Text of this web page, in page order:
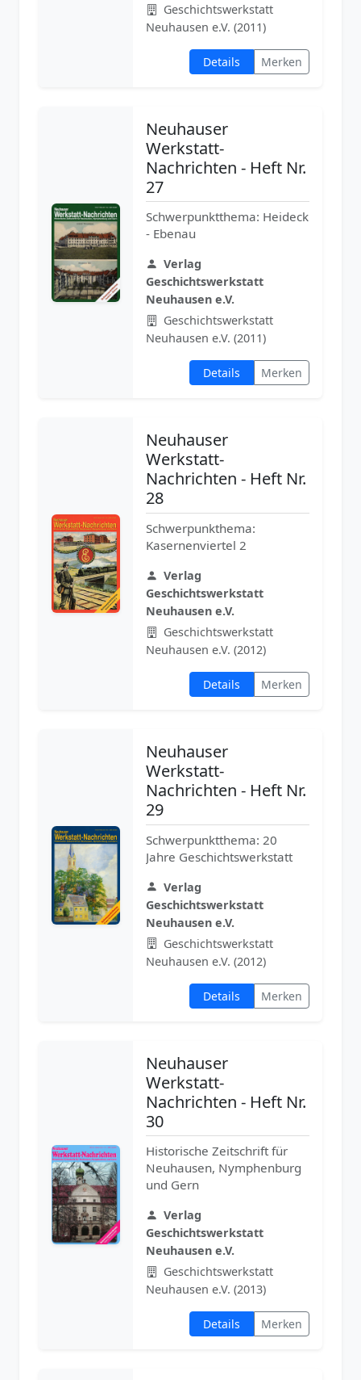
Geschichtswerkstatt
Neuhausen e.V. (2011)
Details Merken
Neuhauser
Werkstatt-
Nachrichten - Heft Nr.
27
Schwerpunktthema: Heideck
- Ebenau
Verlag
Geschichtswerkstatt
Neuhausen e.V.
Geschichtswerkstatt
Neuhausen e.V. (2011)
Details Merken
Neuhauser
Werkstatt-
Nachrichten - Heft Nr.
28
Schwerpunkthema:
Kasernenviertel 2
Verlag
Geschichtswerkstatt
Neuhausen e.V.
Geschichtswerkstatt
Neuhausen e.V. (2012)
Details Merken
Neuhauser
Werkstatt-
Nachrichten - Heft Nr.
29
Schwerpunktthema: 20
Jahre Geschichtswerkstatt
Verlag
Geschichtswerkstatt
Neuhausen e.V.
Geschichtswerkstatt
Neuhausen e.V. (2012)
Details Merken
Neuhauser
Werkstatt-
Nachrichten - Heft Nr.
30
Historische Zeitschrift für
Neuhausen, Nymphenburg
und Gern
Verlag
Geschichtswerkstatt
Neuhausen e.V.
Geschichtswerkstatt
Neuhausen e.V. (2013)
Details Merken